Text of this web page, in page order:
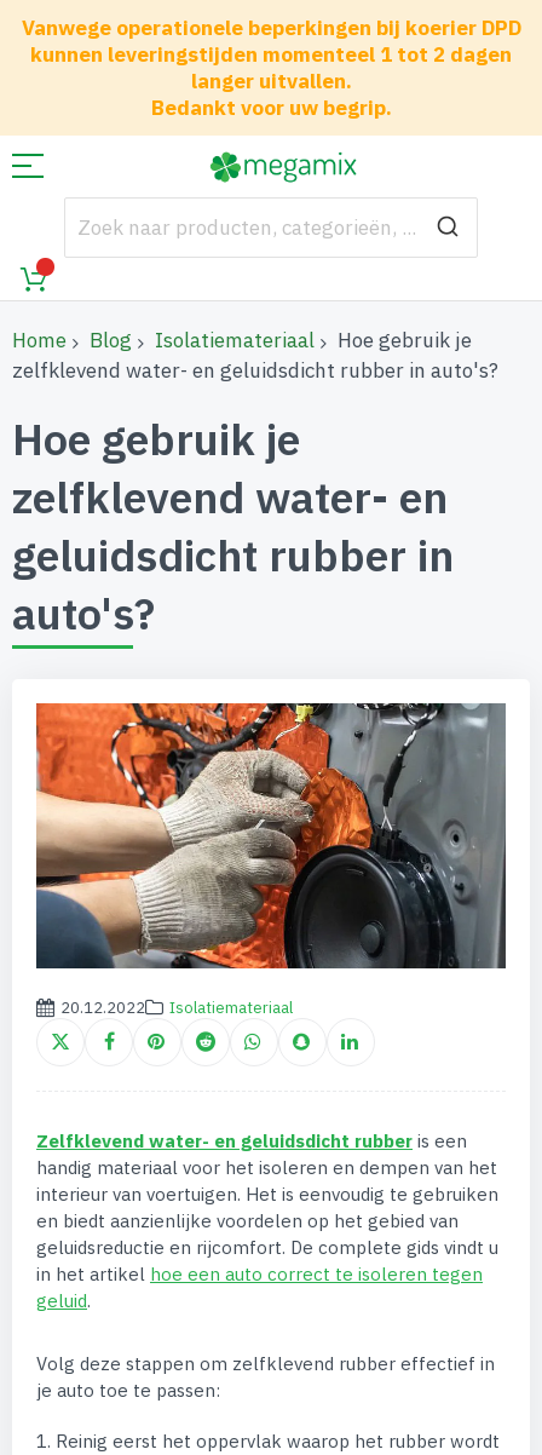
Vanwege operationele beperkingen bij koerier DPD
kunnen leveringstijden momenteel 1 tot 2 dagen
langer uitvallen.
Bedankt voor uw begrip.
Home Blog Isolatiemateriaal
Hoe gebruik je
zelfklevend water- en geluidsdicht rubber in auto's?
Hoe gebruik je
zelfklevend water- en
geluidsdicht rubber in
auto's?
20.12.2022 Isolatiemateriaal
Zelfklevend water- en geluidsdicht rubber is een
handig materiaal voor het isoleren en dempen van het
interieur van voertuigen. Het is eenvoudig te gebruiken
en biedt aanzienlijke voordelen op het gebied van
geluidsreductie en rijcomfort. De complete gids vindt u
in het artikel hoe een auto correct te isoleren tegen
geluid.
Volg deze stappen om zelfklevend rubber effectief in
je auto toe te passen:
1. Reinig eerst het oppervlak waarop het rubber wordt